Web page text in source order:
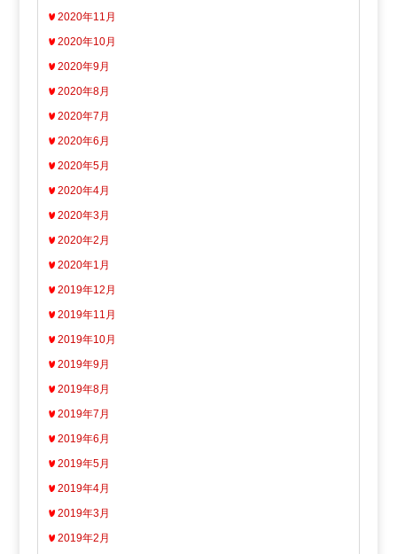
2020年11月
2020年10月
2020年9月
2020年8月
2020年7月
2020年6月
2020年5月
2020年4月
2020年3月
2020年2月
2020年1月
2019年12月
2019年11月
2019年10月
2019年9月
2019年8月
2019年7月
2019年6月
2019年5月
2019年4月
2019年3月
2019年2月